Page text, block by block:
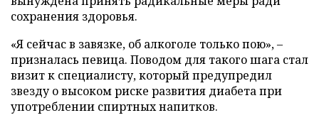
сохранения здоровья.
«Я сейчас в завязке, об алкоголе только пою», –
призналась певица. Поводом для такого шага стал
визит к специалисту, который предупредил
звезду о высоком риске развития диабета при
употреблении спиртных напитков.